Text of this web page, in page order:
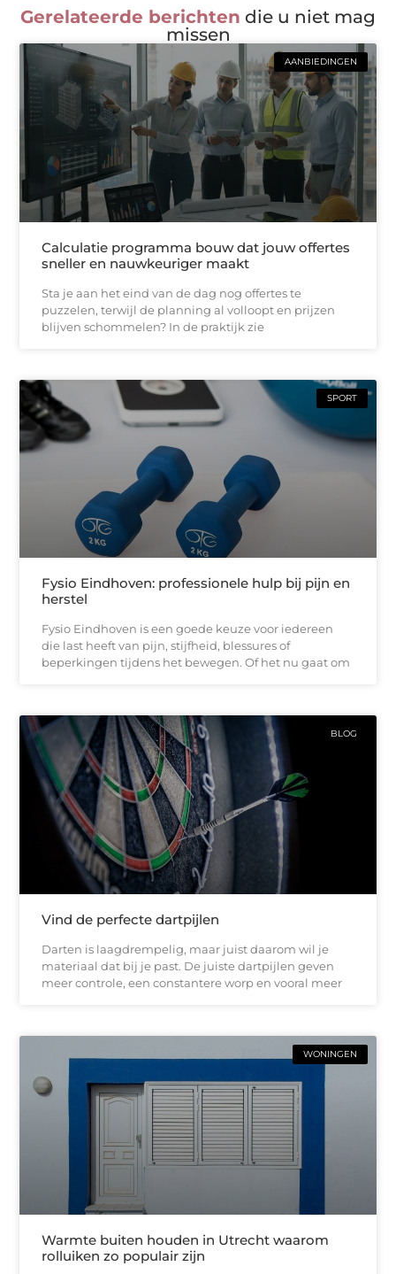
Gerelateerde berichten die u niet mag
missen
AANBIEDINGEN
Calculatie programma bouw dat jouw offertes
sneller en nauwkeuriger maakt
Sta je aan het eind van de dag nog offertes te
puzzelen, terwijl de planning al volloopt en prijzen
blijven schommelen? In de praktijk zie
SPORT
Fysio Eindhoven: professionele hulp bij pijn en
herstel
Fysio Eindhoven is een goede keuze voor iedereen
die last heeft van pijn, stijfheid, blessures of
beperkingen tijdens het bewegen. Of het nu gaat om
BLOG
Vind de perfecte dartpijlen
Darten is laagdrempelig, maar juist daarom wil je
materiaal dat bij je past. De juiste dartpijlen geven
meer controle, een constantere worp en vooral meer
WONINGEN
Warmte buiten houden in Utrecht waarom
rolluiken zo populair zijn